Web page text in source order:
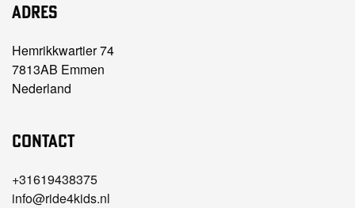
Adres
Hemrikkwartier 74
7813AB Emmen
Nederland
Contact
+31619438375
info@ride4kids.nl